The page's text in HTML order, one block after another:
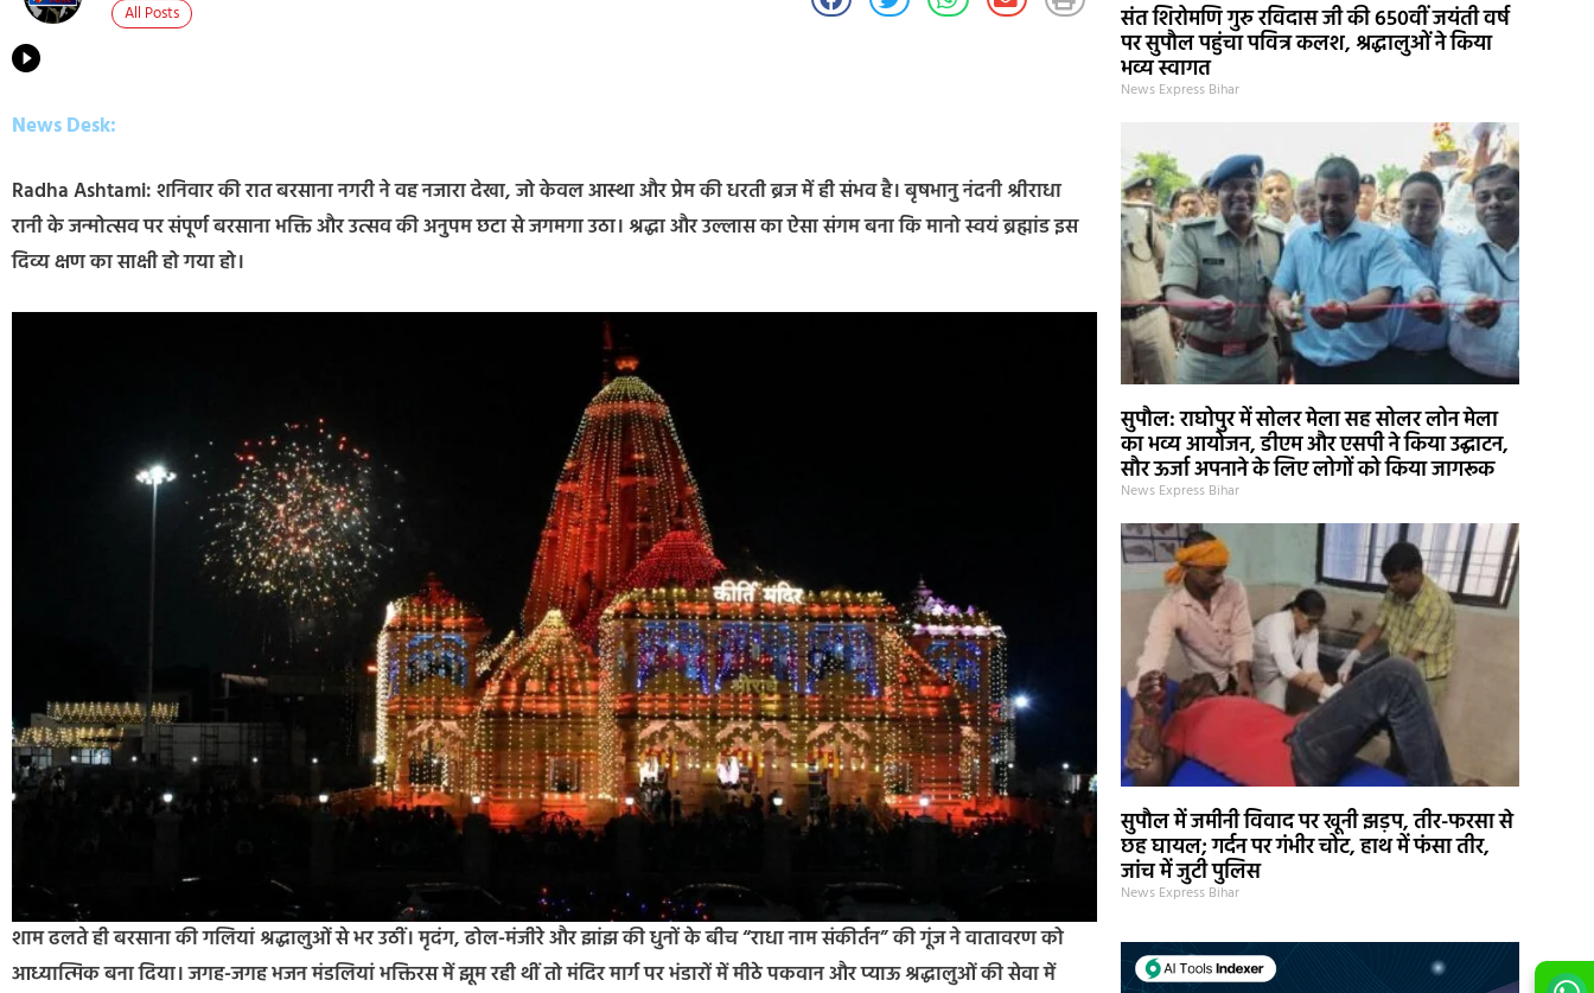
All Posts
News Desk:
Radha Ashtami: शनिवार की रात बरसाना नगरी ने वह नजारा देखा, जो केवल आस्था और प्रेम की धरती ब्रज में ही संभव है। बृषभानु नंदनी श्रीराधा
रानी के जन्मोत्सव पर संपूर्ण बरसाना भक्ति और उत्सव की अनुपम छटा से जगमगा उठा। श्रद्धा और उल्लास का ऐसा संगम बना कि मानो स्वयं ब्रह्मांड इस
दिव्य क्षण का साक्षी हो गया हो।
शाम ढलते ही बरसाना की गलियां श्रद्धालुओं से भर उठीं। मृदंग, ढोल-मंजीरे और झांझ की धुनों के बीच “राधा नाम संकीर्तन” की गूंज ने वातावरण को
आध्यात्मिक बना दिया। जगह-जगह भजन मंडलियां भक्तिरस में झूम रही थीं तो मंदिर मार्ग पर भंडारों में मीठे पकवान और प्याऊ श्रद्धालुओं की सेवा में
संत शिरोमणि गुरु रविदास जी की 650वीं जयंती वर्ष
पर सुपौल पहुंचा पवित्र कलश, श्रद्धालुओं ने किया
भव्य स्वागत
News Express Bihar
सुपौल: राघोपुर में सोलर मेला सह सोलर लोन मेला
का भव्य आयोजन, डीएम और एसपी ने किया उद्घाटन,
सौर ऊर्जा अपनाने के लिए लोगों को किया जागरूक
News Express Bihar
सुपौल में जमीनी विवाद पर खूनी झड़प, तीर-फरसा से
छह घायल; गर्दन पर गंभीर चोट, हाथ में फंसा तीर,
जांच में जुटी पुलिस
News Express Bihar